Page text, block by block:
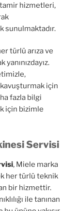
hizmetleri,
sunulmaktadır.
türlü arıza ve
yanınızdayız.
kavuşturmak için
fazla bilgi
için bizimle
Servisi
, Miele marka
her türlü teknik
bir hizmettir.
ile tanınan